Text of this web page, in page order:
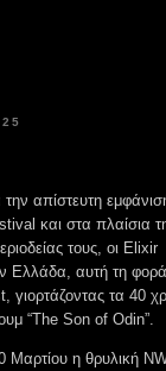
απίστευτη
και στα πλαίσια
τους, οι Elixir
Ελλάδα, αυτή τη
γιορτάζοντας τα 40
“The Son of Odin”.
η θρυλική